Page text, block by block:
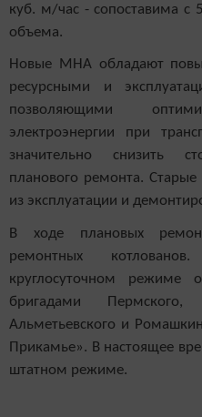
куб. м/час - сопоставима с
объема.
Новые МНА обладают
ресурсными и
позволяющими
электроэнергии при
значительно снизить
планового ремонта.
из эксплуатации и
В ходе плановых
ремонтных
круглосуточном режиме
бригадами Пермского,
Альметьевского и
Прикамье». В настоящее
штатном режиме.